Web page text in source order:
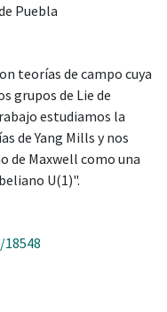
Puebla
teorías de campo cuya
grupos de Lie de
estudiamos la
de Yang Mills y nos
de Maxwell como una
U(1)".